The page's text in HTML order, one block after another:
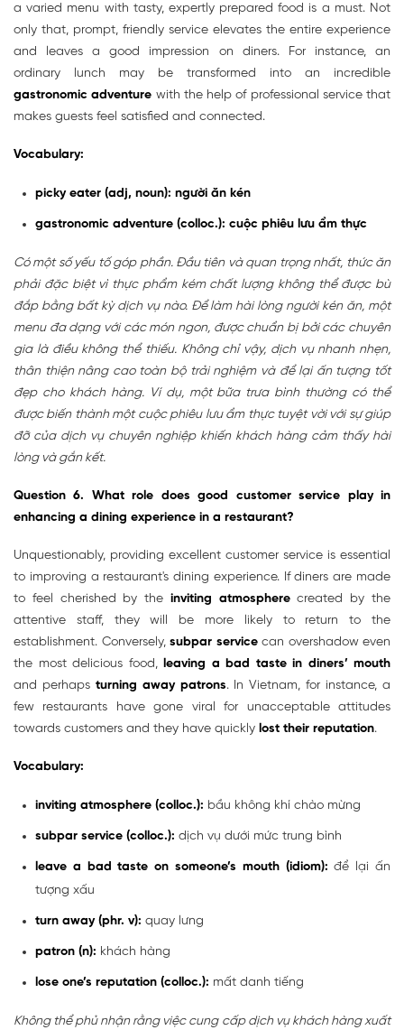
a varied menu with tasty, expertly prepared food is a must. Not
only that, prompt, friendly service elevates the entire experience
and leaves a good impression on diners. For instance, an
ordinary lunch may be transformed into an incredible
gastronomic adventure with the help of professional service that
makes guests feel satisfied and connected.
Vocabulary:
picky eater (adj, noun): người ăn kén
gastronomic adventure (colloc.): cuộc phiêu lưu ẩm thực
Có một số yếu tố góp phần. Đầu tiên và quan trọng nhất, thức ăn
phải đặc biệt vì thực phẩm kém chất lượng không thể được bù
đắp bằng bất kỳ dịch vụ nào. Để làm hài lòng người kén ăn, một
menu đa dạng với các món ngon, được chuẩn bị bởi các chuyên
gia là điều không thể thiếu. Không chỉ vậy, dịch vụ nhanh nhẹn,
thân thiện nâng cao toàn bộ trải nghiệm và để lại ấn tượng tốt
đẹp cho khách hàng. Ví dụ, một bữa trưa bình thường có thể
được biến thành một cuộc phiêu lưu ẩm thực tuyệt vời với sự giúp
đỡ của dịch vụ chuyên nghiệp khiến khách hàng cảm thấy hài
lòng và gắn kết.
Question 6. What role does good customer service play in
enhancing a dining experience in a restaurant?
Unquestionably, providing excellent customer service is essential
to improving a restaurant's dining experience. If diners are made
to feel cherished by the inviting atmospherecreated by the
attentive staff, they will be more likely to return to the
establishment. Conversely, subpar servicecan overshadow even
the most delicious food,leaving a bad taste in diners’ mouth
and perhaps turning away patrons. In Vietnam, for instance, a
few restaurants have gone viral for unacceptable attitudes
towards customers and they have quickly lost their reputation.
Vocabulary:
inviting atmosphere (colloc.): bầu không khí chào mừng
subpar service (colloc.): dịch vụ dưới mức trung bình
leave a bad taste on someone’s mouth (idiom):để lại ấn
tượng xấu
turn away (phr. v): quay lưng
patron (n): khách hàng
lose one’s reputation (colloc.): mất danh tiếng
Không thể phủ nhận rằng việc cung cấp dịch vụ khách hàng xuất